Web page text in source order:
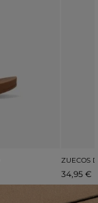
ZUECOS
34,95 €